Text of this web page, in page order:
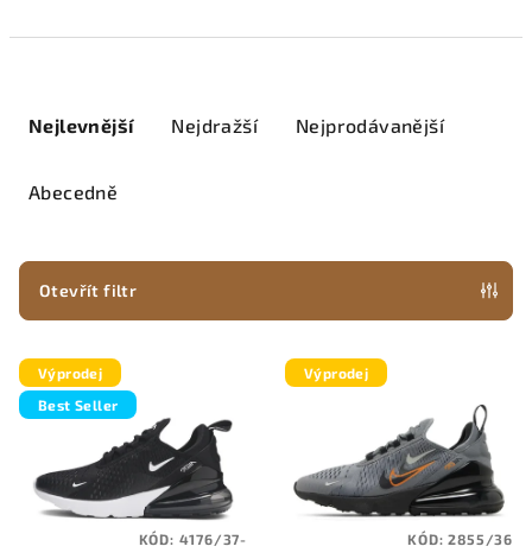
r
o
d
u
Nejlevnější Nejdražší Nejprodávanější
Abecedně
Otevřít filtr
V
ý
p
Výprodej
Best Seller
KÓD: 4176/37-
Výprodej
KÓD:2855/36